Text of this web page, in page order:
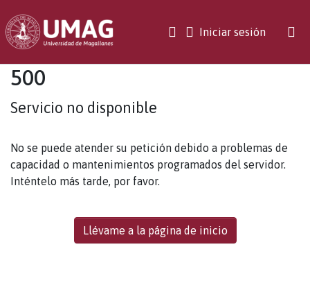
Iniciar sesión(current)
500
Servicio no disponible
No se puede atender su petición debido a problemas de
capacidad o mantenimientos programados del servidor.
Inténtelo más tarde, por favor.
Llévame a la página de inicio